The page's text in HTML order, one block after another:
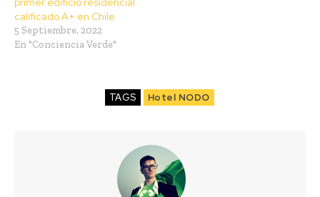
calificado A+ en Chile
5 Septiembre, 2022
En "Conciencia Verde"
TAGS Hotel NODO